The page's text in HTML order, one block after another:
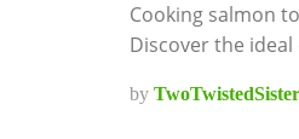
Cooking salmon
Discover the
by